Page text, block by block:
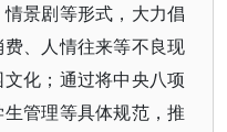
景剧等形式，大力倡
、人情往来等不良现
化；通过将中央八项
管理等具体规范，推